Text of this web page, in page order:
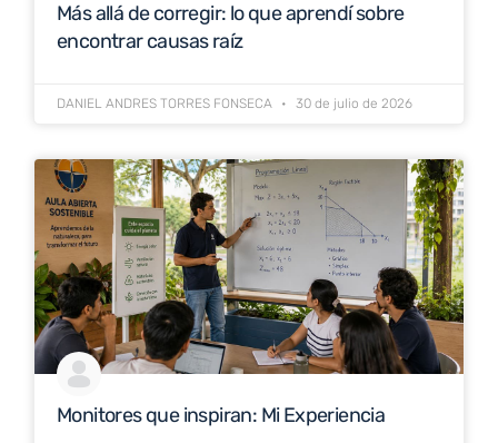
Más allá de corregir: lo que aprendí sobre
encontrar causas raíz
DANIEL ANDRES TORRES FONSECA 30 de julio de 2026
Monitores que inspiran: Mi Experiencia